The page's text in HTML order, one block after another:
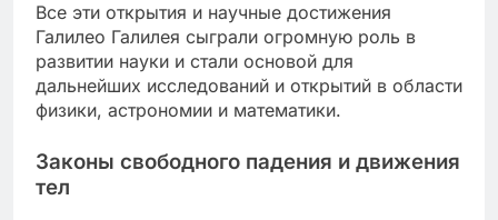
Все эти открытия и научные достижения
Галилео Галилея сыграли огромную роль в
развитии науки и стали основой для
дальнейших исследований и открытий в области
физики, астрономии и математики.
Законы свободного падения и движения
тел